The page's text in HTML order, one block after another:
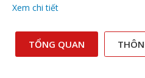
Xem chi tiết
TỔNG QUAN